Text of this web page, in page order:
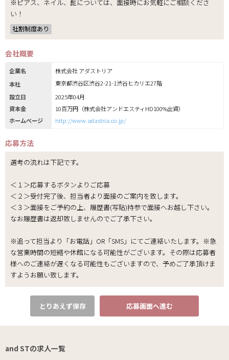
※ピアス、ネイル、髭については、面接時にお気軽にご相談くださ
い！
社割制度あり
会社概要
企業名
株式会社 アダストリア
本社
東京都渋谷区渋谷2-21-1渋谷ヒカリエ27階
設立日
2025年04月
資本金
10百万円（株式会社アンドエスティHD100%出資）
ホームページ
http://www.adastria.co.jp/
応募方法
選考の流れは下記です。
＜１＞応募するボタンよりご応募
＜２＞受付完了後、担当者より面接のご案内を致します。
＜３＞面接をご予約の上、履歴書(写貼)持参で面接へお越し下さい。
なお履歴書は返却致しませんのでご了承下さい｡
※追って担当より「お電話」OR「SMS」にてご連絡いたします。※急
な営業時間の短縮や休館になる可能性がございます。その際は応募者
様へのご連絡が遅くなる可能性もございますので、予めご了承頂けま
すようお願い致します。
とりあえず保存 応募画面へ進む
and STの求人一覧